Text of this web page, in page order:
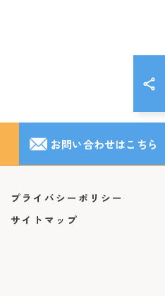
お問い合わせはこちら
プライバシーポリシー
サイトマップ